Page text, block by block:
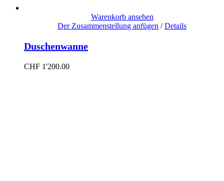
Warenkorb ansehen
Der Zusammenstellung anfügen / Details
Duschenwanne
CHF 1'200.00